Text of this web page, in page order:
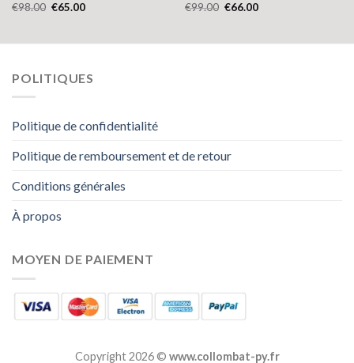
€98.00 €65.00
€99.00 €66.00
POLITIQUES
Politique de confidentialité
Politique de remboursement et de retour
Conditions générales
À propos
MOYEN DE PAIEMENT
Copyright 2026 © www.collombat-py.fr